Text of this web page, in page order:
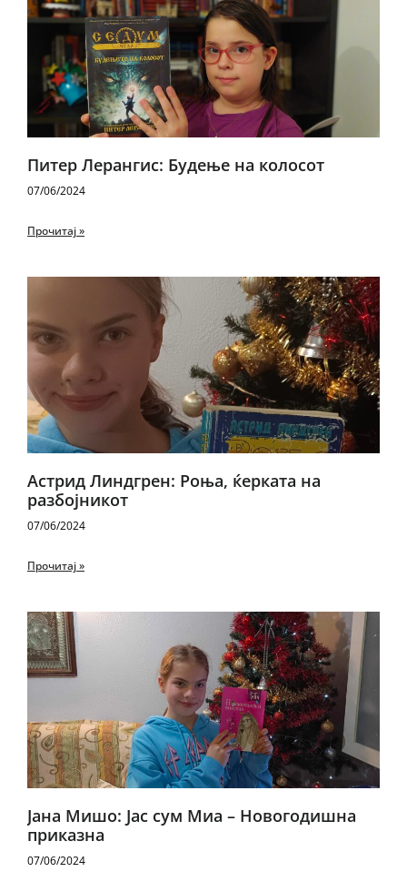
Питер Лерангис: Будење на колосот
07/06/2024
Прочитај »
Астрид Линдгрен: Роња, ќерката на
разбојникот
07/06/2024
Прочитај »
Јана Мишо: Јас сум Миа – Новогодишна
приказна
07/06/2024